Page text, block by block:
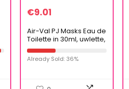
€9.01
Air-Val PJ Masks Eau de
Toilette in 30ml, uwlette,
Catboy en Gecco
Already Sold: 36%